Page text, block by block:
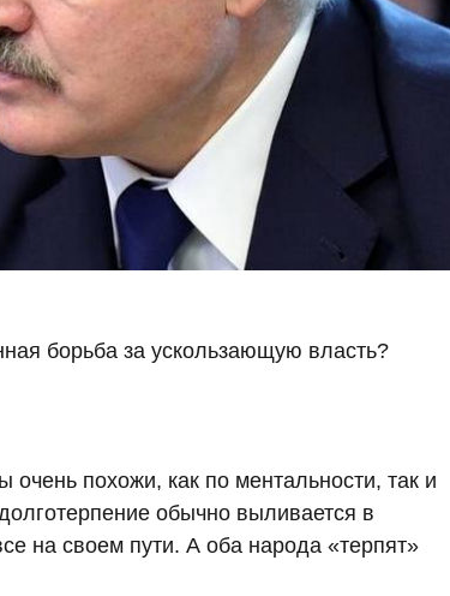
борьба за ускользающую власть?
очень похожи, как по ментальности, так и
обычно выливается в
на своем пути. А оба народа «терпят»